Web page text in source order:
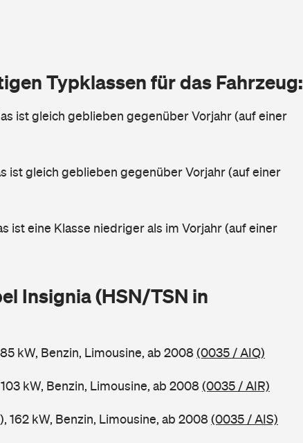
Typklassen für das Fahrzeug:
ist gleich geblieben gegenüber Vorjahr (auf einer
ist gleich geblieben gegenüber Vorjahr (auf einer
ist eine Klasse niedriger als im Vorjahr (auf einer
Insignia (HSN/TSN in
kW, Benzin, Limousine, ab 2008(0035 / AIQ)
kW, Benzin, Limousine, ab 2008(0035 / AIR)
162 kW, Benzin, Limousine, ab 2008(0035 / AIS)